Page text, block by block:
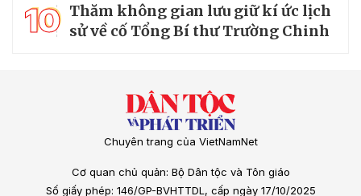
10 Thăm không gian lưu giữ kí ức lịch
sử về cố Tổng Bí thư Trường Chinh
Chuyên trang của VietNamNet
Cơ quan chủ quản: Bộ Dân tộc và Tôn giáo
Số giấy phép: 146/GP-BVHTTDL, cấp ngày 17/10/2025